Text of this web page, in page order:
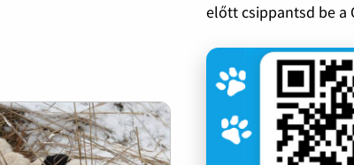
előtt csippantsd be a